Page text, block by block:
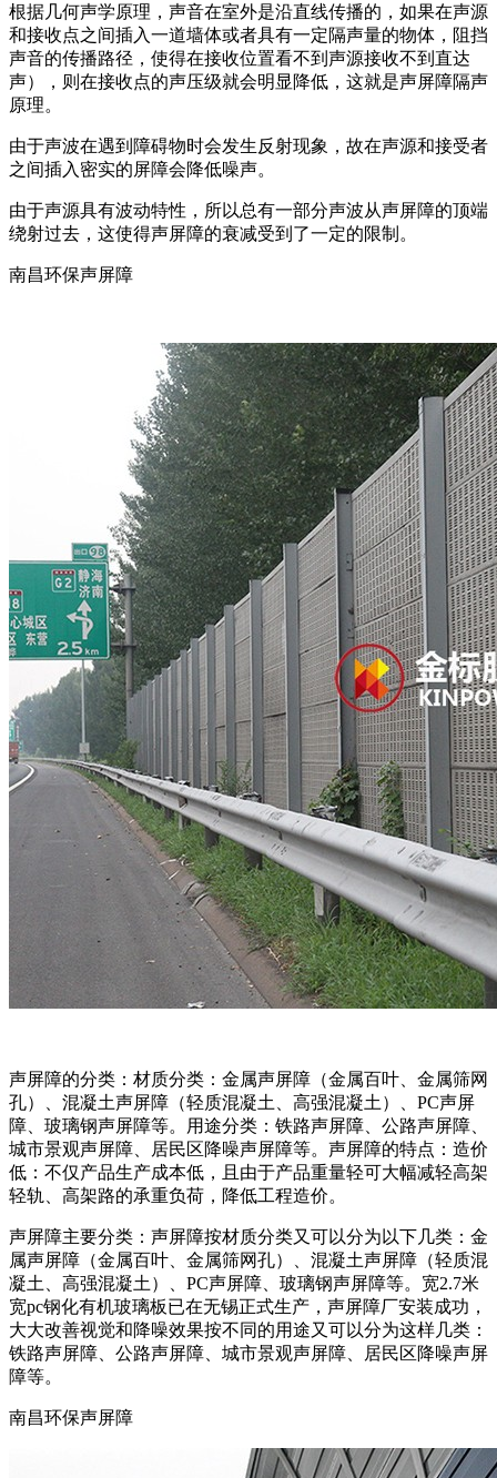
根据几何声学原理，声音在室外是沿直线传播的，如果在声源
和接收点之间插入一道墙体或者具有一定隔声量的物体，阻挡
声音的传播路径，使得在接收位置看不到声源接收不到直达
声），则在接收点的声压级就会明显降低，这就是声屏障隔声
原理。
由于声波在遇到障碍物时会发生反射现象，故在声源和接受者
之间插入密实的屏障会降低噪声。
由于声源具有波动特性，所以总有一部分声波从声屏障的顶端
绕射过去，这使得声屏障的衰减受到了一定的限制。
南昌环保声屏障
声屏障的分类：材质分类：金属声屏障（金属百叶、金属筛网
孔）、混凝土声屏障（轻质混凝土、高强混凝土）、PC声屏
障、玻璃钢声屏障等。用途分类：铁路声屏障、公路声屏障、
城市景观声屏障、居民区降噪声屏障等。声屏障的特点：造价
低：不仅产品生产成本低，且由于产品重量轻可大幅减轻高架
轻轨、高架路的承重负荷，降低工程造价。
声屏障主要分类：声屏障按材质分类又可以分为以下几类：金
属声屏障（金属百叶、金属筛网孔）、混凝土声屏障（轻质混
凝土、高强混凝土）、PC声屏障、玻璃钢声屏障等。宽2.7米
宽pc钢化有机玻璃板已在无锡正式生产，声屏障厂安装成功，
大大改善视觉和降噪效果按不同的用途又可以分为这样几类：
铁路声屏障、公路声屏障、城市景观声屏障、居民区降噪声屏
障等。
南昌环保声屏障